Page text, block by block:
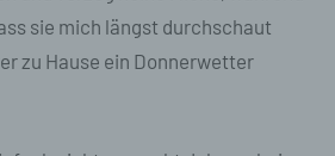
sie mich längst durchschaut
zu Hause ein Donnerwetter
ist die Verarbeitung
Daten in einer Weise, auf
Informationen nicht